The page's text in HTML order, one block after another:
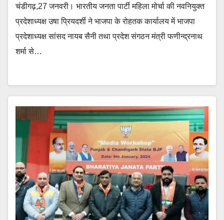
चंडीगढ़,27 जनवरी। भारतीय जनता पार्टी महिला मोर्चा की नवनियुक्त
प्रदेशाध्यक्ष उषा प्रियदर्शी ने भाजपा के रोहतक कार्यालय में भाजपा
प्रदेशाध्यक्ष सांसद नायब सैनी तथा प्रदेश संगठन मंत्री फणीन्द्रनाथ
शर्मा से…